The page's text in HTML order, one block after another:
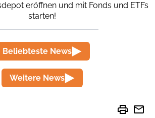
eröffnen und mit Fonds und ETFs
starten!
Beliebteste News
Weitere News
print mail